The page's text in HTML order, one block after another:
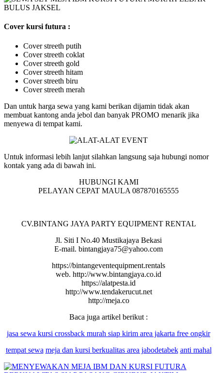
Cover kursi futura :
Cover streeth putih
Cover streeth coklat
Cover streeth gold
Cover streeth hitam
Cover streeth biru
Cover streeth merah
Dan untuk harga sewa yang kami berikan dijamin tidak akan
membuat kantong anda jebol dan banyak PROMO menarik jika
menyewa di tempat kami.
Untuk informasi lebih lanjut silahkan langsung saja hubungi nomor
kontak yang ada di bawah ini.
HUBUNGI KAMI
PELAYAN CEPAT MAULA 087870165555
CV.BINTANG JAYA PARTY EQUIPMENT RENTAL
Jl. Siti I No.40 Mustikajaya Bekasi
E-mail. bintangjaya75@yahoo.com
https://bintangeventequipment.rentals
web. http://www.bintangjaya.co.id
https://alatpesta.id
http://www.tendakerucut.net
http://meja.co
Baca juga artikel berikut :
jasa sewa kursi crossback murah siap kirim area jakarta free ongkir
tempat sewa meja dan kursi berkualitas area jabodetabek anti mahal